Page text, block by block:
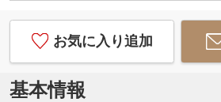
お気に入り追加
基本情報